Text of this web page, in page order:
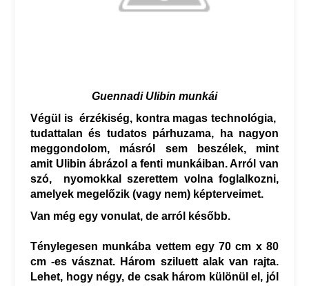
Guennadi Ulibin munkái
Végül is érzékiség, kontra magas technológia,
tudattalan és tudatos párhuzama, ha nagyon
meggondolom, másról sem beszélek, mint
amit Ulibin ábrázol a fenti munkáiban. Arról van
szó, nyomokkal szerettem volna foglalkozni,
amelyek megelőzik (vagy nem) képterveimet.
Van még egy vonulat, de arról később.
Ténylegesen munkába vettem egy 70 cm x 80
cm -es vásznat. Három sziluett alak van rajta.
Lehet, hogy négy, de csak három különül el, jól